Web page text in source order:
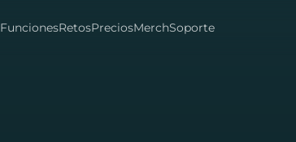
FuncionesRetosPreciosMerchSoporte